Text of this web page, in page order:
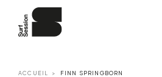
ACCUEIL FINN SPRINGBORN